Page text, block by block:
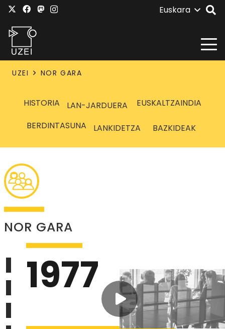
Euskara
UZEI NOR GARA
HISTORIA LAN-JARDUERA
EUSKALTZAINDIA
BERDINTASUNA
LANKIDETZA BAZKIDEAK
NOR GARA
1977